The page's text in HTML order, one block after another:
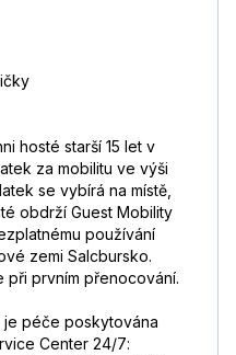
hosté starší 15 let v
za mobilitu ve výši
se vybírá na místě,
obdrží Guest Mobility
používání
zemi Salcbursko.
prvním přenocování.
je péče poskytována
Center 24/7: